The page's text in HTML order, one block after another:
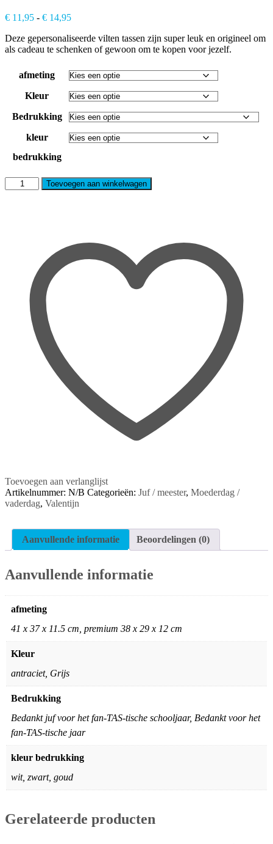
€ 11,95 - € 14,95Prijsklasse:
tot
€ 14,95
Deze gepersonaliseerde vilten tassen zijn super leuk en origineel om
als cadeau te schenken of gewoon om te kopen voor jezelf.
afmeting
Kleur
Bedrukking
kleur
bedrukking
Vilten
shopper
Toevoegen aan winkelwagen
Toevoegen aan verlanglijst
Artikelnummer: N/B Categorieën: Juf / meester, Moederdag /
vaderdag, Valentijn
Aanvullende informatie Beoordelingen (0)
Aanvullende informatie
afmeting
41 x 37 x 11.5 cm, premium 38 x 29 x 12 cm
Kleur
antraciet, Grijs
Bedrukking
Bedankt juf voor het fan-TAS-tische schooljaar, Bedankt voor het
fan-TAS-tische jaar
kleur bedrukking
wit, zwart, goud
Gerelateerde producten